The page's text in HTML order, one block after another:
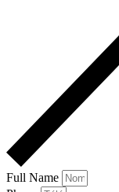
Full Name